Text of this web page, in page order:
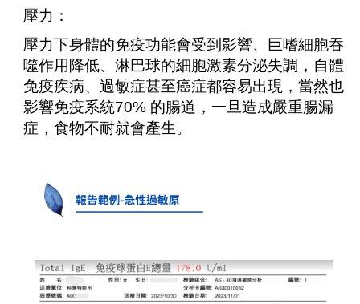
壓力：
壓力下身體的免疫功能會受到影響、巨嗜細胞吞
噬作用降低、淋巴球的細胞激素分泌失調，自體
免疫疾病、過敏症甚至癌症都容易出現，當然也
影響免疫系統70% 的腸道，一旦造成嚴重腸漏
症，食物不耐就會產生。